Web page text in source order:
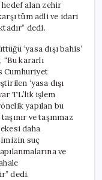
alan zehir
tüm adli ve idari
dedi.
‘yasa dışı bahis’
kararlı
Cumhuriyet
‘yasa dışı
TL’lik işlem
yapılan bu
ve taşınmaz
daha
suç
ve
dedi.